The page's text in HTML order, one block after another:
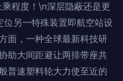
程度！\n深层隐蔽还是更
另一特殊装置即航空站设
面，一种全球最新科技研
助大间距避让两排带座共
普速塑料轮大力使至近的